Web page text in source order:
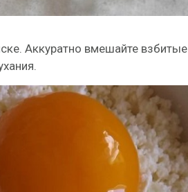
Аккуратно вмешайте взбитые